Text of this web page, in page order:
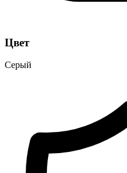
Цвет
Серый